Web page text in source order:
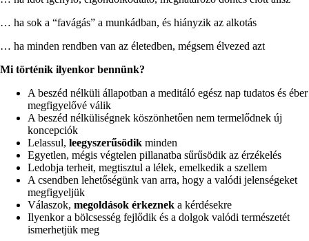
… ha sok a “favágás” a munkádban, és hiányzik az alkotás
… ha minden rendben van az életedben, mégsem élvezed azt
Mi történik ilyenkor bennünk?
A beszéd nélküli állapotban a meditáló egész nap tudatos és éber
megfigyelővé válik
A beszéd nélküliségnek köszönhetően nem termelődnek új
koncepciók
Lelassul, leegyszerűsödik minden
Egyetlen, mégis végtelen pillanatba sűrűsödik az érzékelés
Ledobja terheit, megtisztul a lélek, emelkedik a szellem
A csendben lehetőségünk van arra, hogy a valódi jelenségeket
megfigyeljük
Válaszok, megoldások érkeznek a kérdésekre
Ilyenkor a bölcsesség fejlődik és a dolgok valódi természetét
ismerhetjük meg